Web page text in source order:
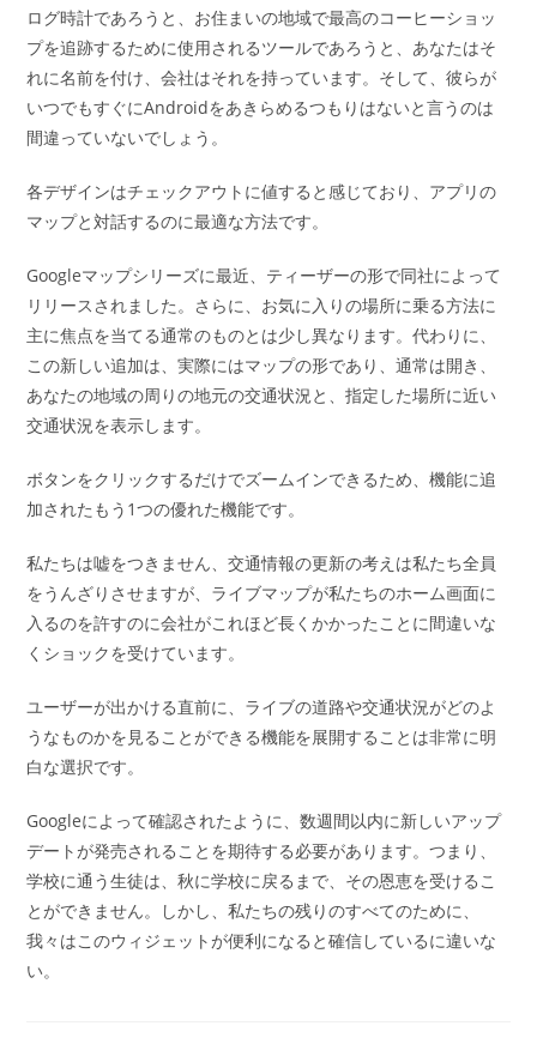
ログ時計であろうと、お住まいの地域で最高のコーヒーショッ
プを追跡するために使用されるツールであろうと、あなたはそ
れに名前を付け、会社はそれを持っています。そして、彼らが
いつでもすぐにAndroidをあきらめるつもりはないと言うのは
間違っていないでしょう。
各デザインはチェックアウトに値すると感じており、アプリの
マップと対話するのに最適な方法です。
Googleマップシリーズに最近、ティーザーの形で同社によって
リリースされました。さらに、お気に入りの場所に乗る方法に
主に焦点を当てる通常のものとは少し異なります。代わりに、
この新しい追加は、実際にはマップの形であり、通常は開き、
あなたの地域の周りの地元の交通状況と、指定した場所に近い
交通状況を表示します。
ボタンをクリックするだけでズームインできるため、機能に追
加されたもう1つの優れた機能です。
私たちは嘘をつきません、交通情報の更新の考えは私たち全員
をうんざりさせますが、ライブマップが私たちのホーム画面に
入るのを許すのに会社がこれほど長くかかったことに間違いな
くショックを受けています。
ユーザーが出かける直前に、ライブの道路や交通状況がどのよ
うなものかを見ることができる機能を展開することは非常に明
白な選択です。
Googleによって確認されたように、数週間以内に新しいアップ
デートが発売されることを期待する必要があります。つまり、
学校に通う生徒は、秋に学校に戻るまで、その恩恵を受けるこ
とができません。しかし、私たちの残りのすべてのために、
我々はこのウィジェットが便利になると確信しているに違いな
い。